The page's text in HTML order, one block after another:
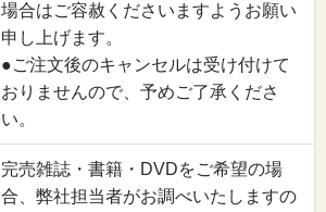
場合はご容赦くださいますようお願い
申し上げます。
●ご注文後のキャンセルは受け付けて
おりませんので、予めご了承くださ
い。
完売雑誌・書籍・DVDをご希望の場
合、弊社担当者がお調べいたしますの